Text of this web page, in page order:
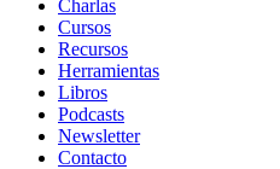
Charlas
Cursos
Recursos
Herramientas
Libros
Podcasts
Newsletter
Contacto